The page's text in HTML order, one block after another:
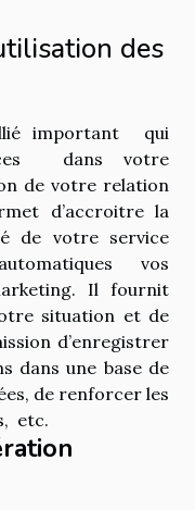
des
important qui
dans votre
de votre relation
d’accroitre la
de votre service
vos
Il fournit
situation et de
d’enregistrer
dans une base de
de renforcer les
etc.